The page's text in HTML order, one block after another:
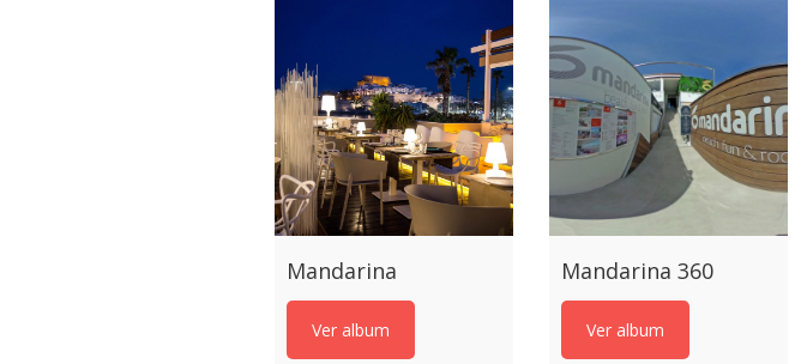
Mandarina
Ver album
Mandarina 360
Ver album